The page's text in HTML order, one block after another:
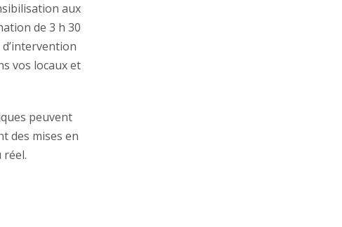
aux
de 3 h 30
vos locaux et
peuvent
des mises en